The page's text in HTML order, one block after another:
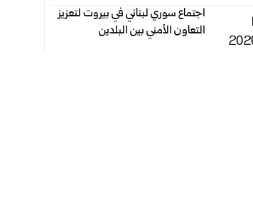
اجتماع سوري لبناني في بيروت لتعزيز
التعاون ‏الأمني ‏بين البلدين